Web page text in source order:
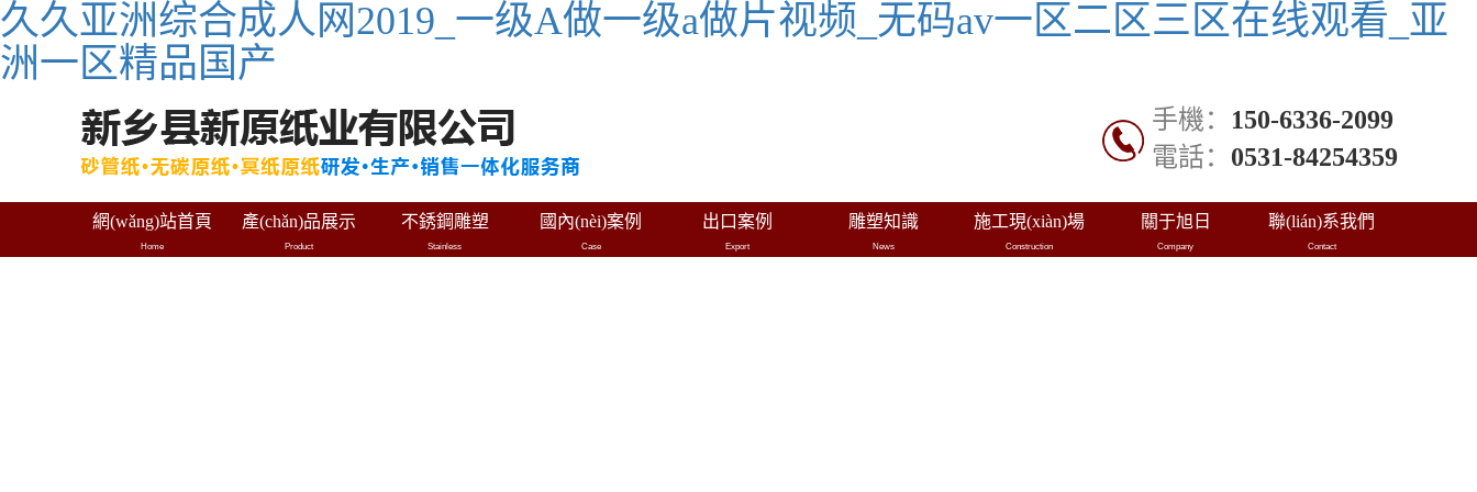
久久亚洲综合成人网2019_一级A做一级a做片视频_无码av一区二区三区在线观看_亚
洲一区精品国产
手機： 150-6336-2099
電話： 0531-84254359
網(wǎng)站首頁
Home
產(chǎn)品展示
Product
不銹鋼雕塑
Stainless
國內(nèi)案例
Case
出口案例
Export
雕塑知識
News
施工現(xiàn)場
Construction
關于旭日
Company
聯(lián)系我們
Contact